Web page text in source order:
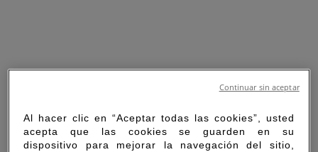
Al hacer clic en “Aceptar todas las cookies”, usted
acepta que las cookies se guarden en su
dispositivo para mejorar la navegación del sitio,
Continuar sin aceptar